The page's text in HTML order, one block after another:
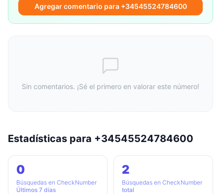
Agregar comentario para +34545524784600
Sin comentarios. ¡Sé el primero en valorar este número!
Estadísticas para +34545524784600
0
Búsquedas en CheckNumber
Últimos 7 días
2
Búsquedas en CheckNumber
total